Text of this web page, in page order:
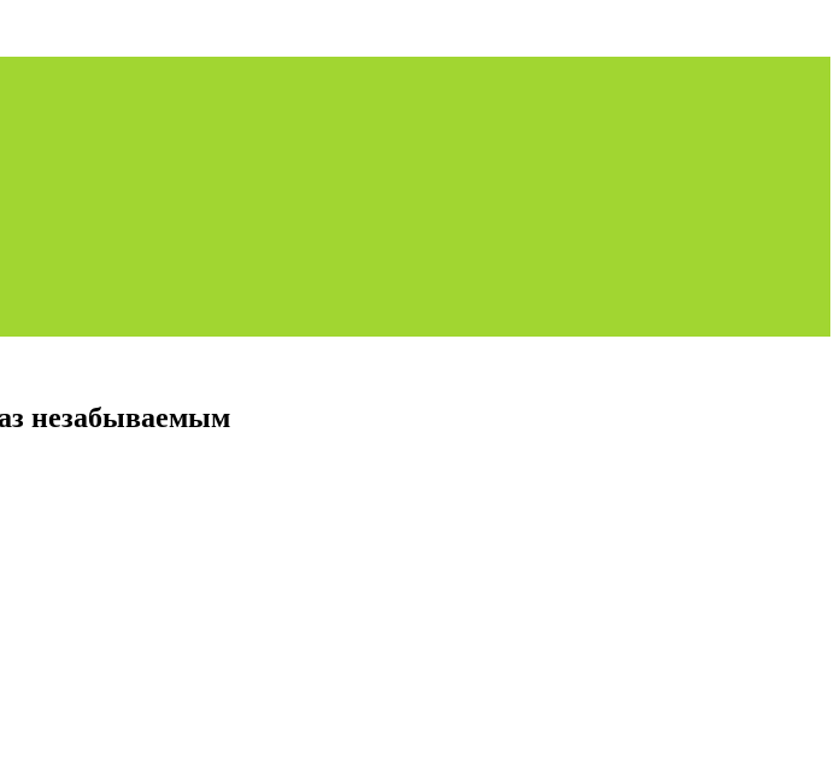
незабываемым